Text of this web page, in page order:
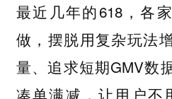
最近几年的618，各
做，摆脱用复杂玩法
量、追求短期GMV数
凑单满减，让用户不